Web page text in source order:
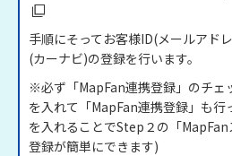
手順にそってお客様ID(メールアド
(カーナビ)の登録を行います。
※必ず「MapFan連携登録」のチェ
を入れて「MapFan連携登録」も行
を入れることでStep２の「
登録が簡単にできます)